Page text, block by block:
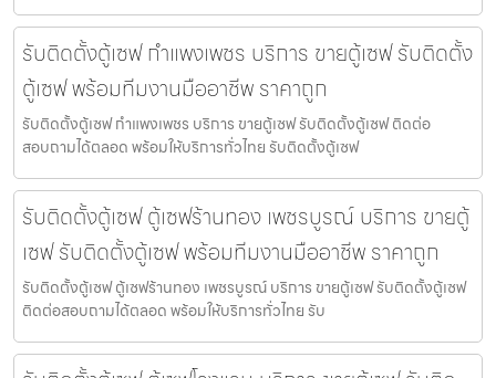
รับติดตั้งตู้เซฟ กำแพงเพชร บริการ ขายตู้เซฟ รับติดตั้ง
ตู้เซฟ พร้อมทีมงานมืออาชีพ ราคาถูก
รับติดตั้งตู้เซฟ กำแพงเพชร บริการ ขายตู้เซฟ รับติดตั้งตู้เซฟ ติดต่อ
สอบถามได้ตลอด พร้อมให้บริการทั่วไทย รับติดตั้งตู้เซฟ
รับติดตั้งตู้เซฟ ตู้เซฟร้านทอง เพชรบูรณ์ บริการ ขายตู้
เซฟ รับติดตั้งตู้เซฟ พร้อมทีมงานมืออาชีพ ราคาถูก
รับติดตั้งตู้เซฟ ตู้เซฟร้านทอง เพชรบูรณ์ บริการ ขายตู้เซฟ รับติดตั้งตู้เซฟ
ติดต่อสอบถามได้ตลอด พร้อมให้บริการทั่วไทย รับ